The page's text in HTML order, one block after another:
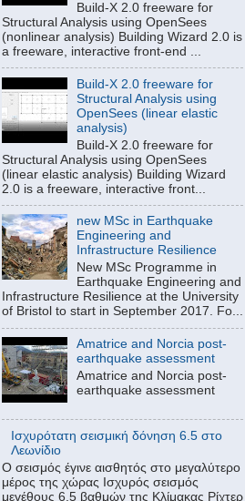
Build-X 2.0 freeware for
Structural Analysis using OpenSees
(nonlinear analysis) Building Wizard 2.0 is
a freeware, interactive front-end ...
Build-X 2.0 freeware for
Structural Analysis using
OpenSees (linear elastic
analysis)
Build-X 2.0 freeware for
Structural Analysis using OpenSees
(linear elastic analysis) Building Wizard
2.0 is a freeware, interactive front...
new MSc in Earthquake
Engineering and
Infrastructure Resilience
New MSc Programme in
Earthquake Engineering and
Infrastructure Resilience at the University
of Bristol to start in September 2017. Fo...
Amatrice and Norcia post-
earthquake assessment
Amatrice and Norcia post-
earthquake assessment
Ισχυρότατη σεισμική δόνηση 6.5 στο
Λεωνίδιο
Ο σεισμός έγινε αισθητός στο μεγαλύτερο
μέρος της χώρας Ισχυρός σεισμός
μεγέθους 6,5 βαθμών της Κλίμακας Ρίχτερ